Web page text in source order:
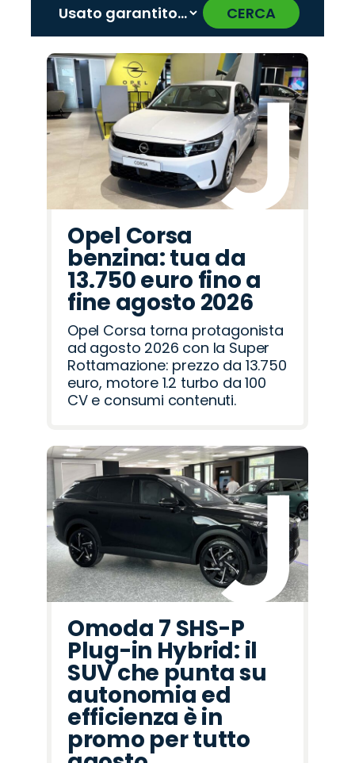
CERCA
Promo
Land
Rover
Promo
Citroën
Promo
Alfa
Romeo
Promo
Lancia
Promo
Cupra
Promo
Jeep
Promo
Peugeot
Promo
Jaecoo
Promo
Opel
Promo
Abarth
Promo
Mazda
Promo
Seat
Promo
Omoda
Promo
Fiat
Promo
Hyundai
‹ ›
Opel Corsa
benzina: tua da
13.750 euro fino a
fine agosto 2026
Opel Corsa torna protagonista
ad agosto 2026 con la Super
Rottamazione: prezzo da 13.750
euro, motore 1.2 turbo da 100
CV e consumi contenuti.
Omoda 7 SHS-P
Plug-in Hybrid: il
SUV che punta su
autonomia ed
efficienza è in
promo per tutto